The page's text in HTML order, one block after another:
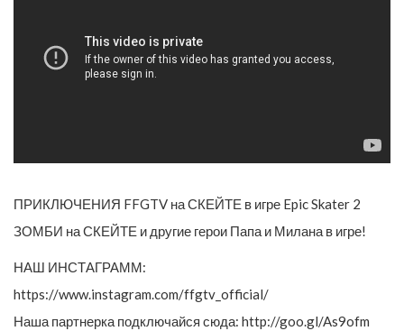
ПРИКЛЮЧЕНИЯ FFGTV на СКЕЙТЕ в игре Epic Skater 2
ЗОМБИ на СКЕЙТЕ и другие герои Папа и Милана в игре!
НАШ ИНСТАГРАММ:
https://www.instagram.com/ffgtv_official/
Наша партнерка подключайся сюда: http://goo.gl/As9ofm